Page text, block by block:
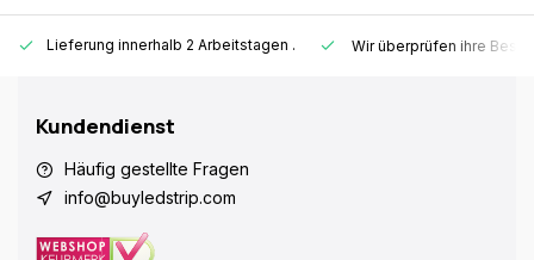
Lieferung innerhalb 2 Arbeitstagen . Wir überprüfen ihre
Kundendienst
Häufig gestellte Fragen
info@buyledstrip.com